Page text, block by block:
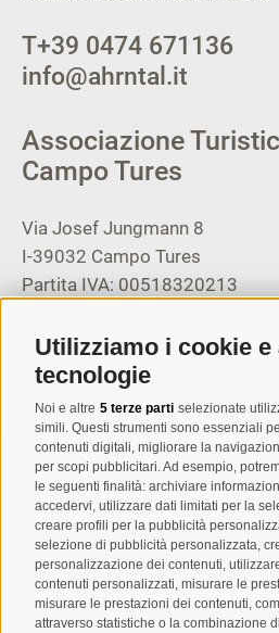
Utilizziamo i cookie e
tecnologie
Noi e altre 5 terze parti selezionate
simili. Questi strumenti sono essenziali
contenuti digitali, migliorare la
per scopi pubblicitari. Ad esempio,
le seguenti finalità: archiviare
accedervi, utilizzare dati limitati per la
creare profili per la pubblicità
selezione di pubblicità personalizzata,
personalizzazione dei contenuti,
contenuti personalizzati, misurare le
misurare le prestazioni dei contenuti,
attraverso statistiche o la combinazione
T+39 0474 671136
info@ahrntal.it
Associazione
Campo Tures
Via Josef Jungmann 8
I-39032 Campo Tures
Partita IVA: 00518320213
T+39 0474 678076
info@taufers.com
Registrazione